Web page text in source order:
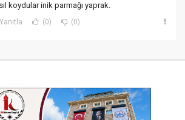
koydular inik parmağı yaprak.
Yanıtla (0) (0)